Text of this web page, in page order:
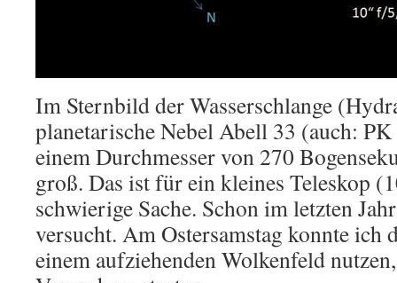
Im Sternbild der Wasserschlange
planetarische Nebel Abell 33 (auch:
einem Durchmesser von 270
groß. Das ist für ein kleines Teleskop
schwierige Sache. Schon im letzten
versucht. Am Ostersamstag konnte ich
einem aufziehenden Wolkenfeld